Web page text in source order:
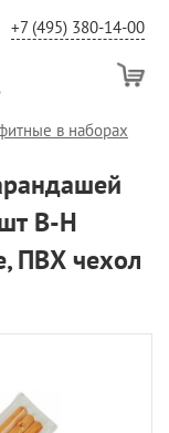
+7 (495) 380-14-00
в наборах
В-Н
ПВХ чехол